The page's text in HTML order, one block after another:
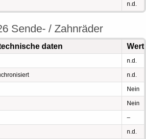
n.d.
Sende- / Zahnräder
daten Wert
n.d.
n.d.
Nein
Nein
–
n.d.